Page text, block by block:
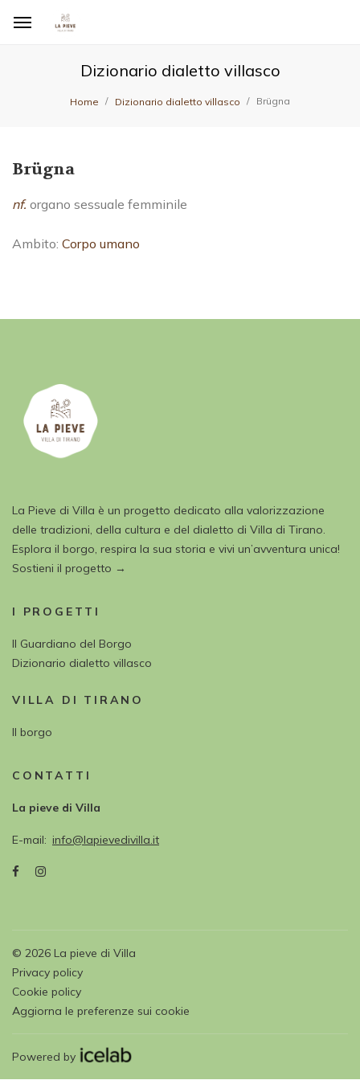
Dizionario dialetto villasco
Home Dizionario dialetto villasco Brügna
Brügna
nf. organo sessuale femminile
Ambito: Corpo umano
La Pieve di Villa è un progetto dedicato alla valorizzazione
delle tradizioni, della cultura e del dialetto di Villa di Tirano.
Esplora il borgo, respira la sua storia e vivi un’avventura unica!
Sostieni il progetto →
I PROGETTI
Il Guardiano del Borgo
Dizionario dialetto villasco
VILLA DI TIRANO
Il borgo
CONTATTI
La pieve di Villa
E-mail info@lapievedivilla.it
© 2026 La pieve di Villa
Privacy policy
Cookie policy
Aggiorna le preferenze sui cookie
Powered by